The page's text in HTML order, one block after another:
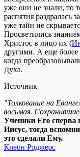
уже они не знали, то
распятия раздралась
уже тайн не
Просветились
Христос в лицо их (
другими. А еще более
когда
Духа.
Источник
"Толкование на
восьмая.
Ученики Его сперва
Иисус, тогда
это сделали Ему.
Клеон Роджерс